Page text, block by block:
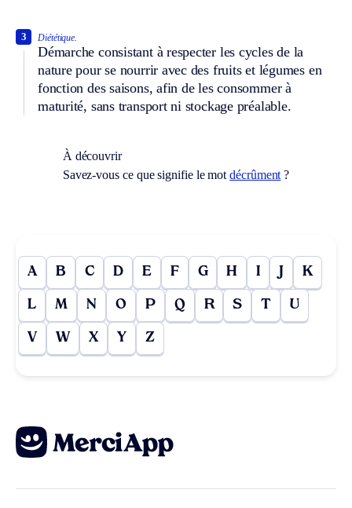
Diététique.
Démarche consistant à respecter les cycles de la
nature pour se nourrir avec des fruits et légumes en
fonction des saisons, afin de les consommer à
maturité, sans transport ni stockage préalable.
3
À découvrir
Savez-vous ce que signifie le motdécrûment ?
A B C D E F G H I J K
L M N O P Q R S T U
V W X Y Z